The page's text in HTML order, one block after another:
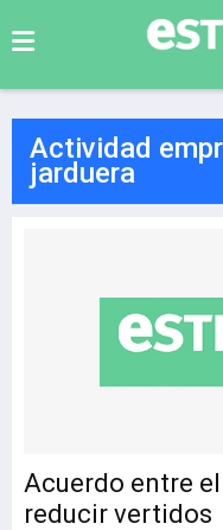
Actividad
jarduera
Acuerdo entre
reducir vertidos